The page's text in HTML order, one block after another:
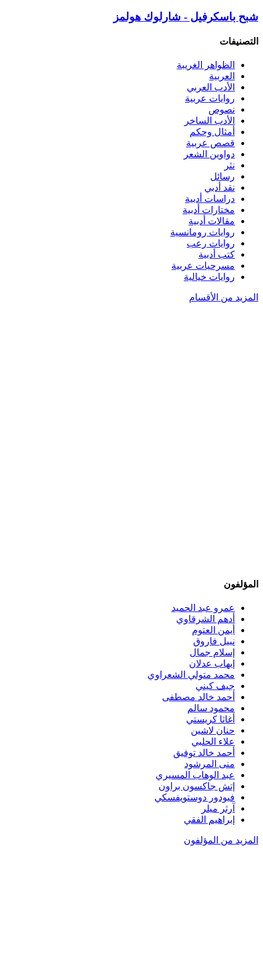
شبح باسكرفيل - شارلوك هولمز
التصنيفات
الظواهر الغريبة‏
العربية
الأدب العربي
روايات عربية
نصوص
الأدب الساخر
أمثال وحكم
قصص عربية
دواوين الشعر
نثر
رسائل
نقد أدبي
دراسات أدبية
مختارات أدبية
مقالات أدبية
روايات رومانسية
روايات رعب
كتب أدبية
مسرحيات عربية
روايات خيالية
المزيد من الأقسام
المؤلفون
عمرو عبد الحميد
أدهم الشرقاوي
أيمن العتوم
نبيل فاروق
إسلام جمال
إيهاب عدلان
محمد متولي الشعراوي
جيف كيني
أحمد خالد مصطفى
محمود سالم
أغاثا كريستي
حنان لاشين
علاء الحلبي
أحمد خالد توفيق
منى المرشود
عبد الوهاب المسيري
إتش جاكسون براون
فيودور دوستويفسكي
آرثر ميلر
إبراهيم الفقي
المزيد من المؤلفون